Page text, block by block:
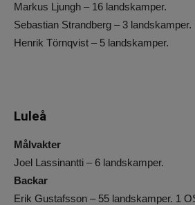
Markus Ljungh – 16 landskamper.
Sebastian Strandberg – 3 landskamper.
Henrik Törnqvist – 5 landskamper.
Luleå
Målvakter
Joel Lassinantti – 6 landskamper.
Backar
Erik Gustafsson – 55 landskamper. 1